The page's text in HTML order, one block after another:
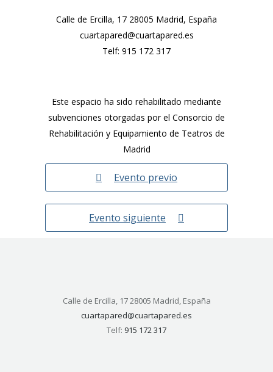
Calle de Ercilla, 17 28005 Madrid, España
cuartapared@cuartapared.es
Telf: 915 172 317
Este espacio ha sido rehabilitado mediante
subvenciones otorgadas por el Consorcio de
Rehabilitación y Equipamiento de Teatros de
Madrid
Evento previo
Evento siguiente
Calle de Ercilla, 17 28005 Madrid, España
cuartapared@cuartapared.es
Telf: 915 172 317